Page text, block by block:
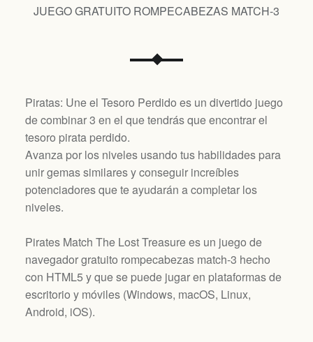
JUEGO GRATUITO ROMPECABEZAS MATCH-3
Piratas: Une el Tesoro Perdido es un divertido juego
de combinar 3 en el que tendrás que encontrar el
tesoro pirata perdido.
Avanza por los niveles usando tus habilidades para
unir gemas similares y conseguir increíbles
potenciadores que te ayudarán a completar los
niveles.
Pirates Match The Lost Treasure es un juego de
navegador gratuito rompecabezas match-3 hecho
con HTML5 y que se puede jugar en plataformas de
escritorio y móviles (Windows, macOS, Linux,
Android, iOS).